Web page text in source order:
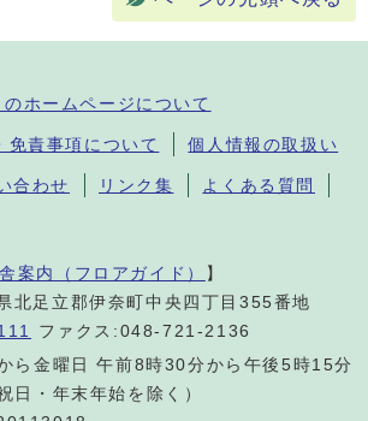
のホームページについて
免責事項について 個人情報の取扱い
合わせ リンク集 よくある質問
案内（フロアガイド） 】
北足立郡伊奈町中央四丁目355番地
ファクス:048-721-2136
ら金曜日 午前8時30分から午後5時15分
日・年末年始を除く）